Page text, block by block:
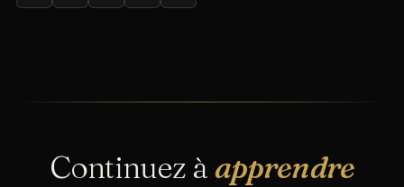
Continuez àapprendre